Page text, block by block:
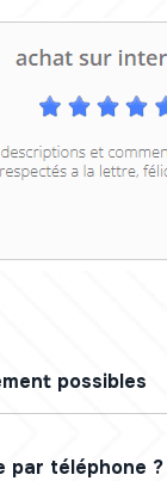
possibles
par téléphone ?